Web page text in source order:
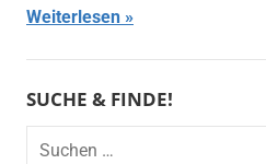
Weiterlesen
SUCHE & FINDE!
Suchen